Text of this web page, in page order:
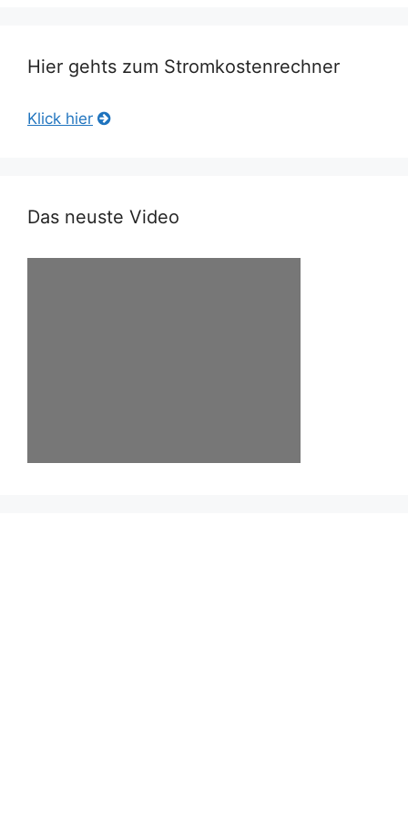
Hier gehts zum Stromkostenrechner
Klick hier
Das neuste Video